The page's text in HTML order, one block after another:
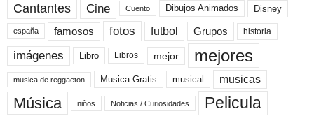
Cantantes Cine Cuento Dibujos Animados Disney
españa famosos fotos futbol Grupos historia
imágenes Libro Libros mejor mejores
musica de reggaeton Musica Gratis musical musicas
Música niños Noticias / Curiosidades Pelicula